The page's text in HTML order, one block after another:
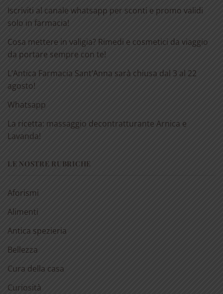
Iscriviti al canale whatsapp per sconti e promo validi
solo in farmacia!
Cosa mettere in valigia? Rimedi e cosmetici da viaggio
da portare sempre con te!
L’Antica Farmacia Sant’Anna sarà chiusa dal 3 al 22
agosto!
Whatsapp
La ricetta: massaggio decontratturante Arnica e
Lavanda!
LE NOSTRE RUBRICHE
Aforismi
Alimenti
Antica spezieria
Bellezza
Cura della casa
Curiosità